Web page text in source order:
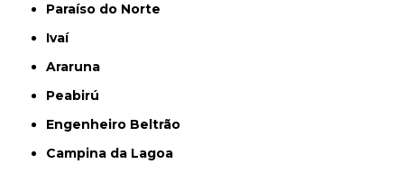
Paraíso do Norte
Ivaí
Araruna
Peabirú
Engenheiro Beltrão
Campina da Lagoa